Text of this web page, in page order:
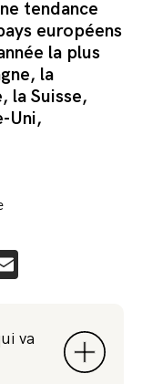
tendance
européens
la plus
la
la Suisse,
Uni,
va